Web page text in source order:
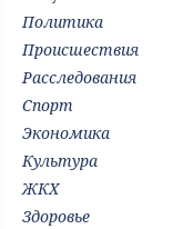
Политика
Происшествия
Расследования
Спорт
Экономика
Культура
ЖКХ
Здоровье